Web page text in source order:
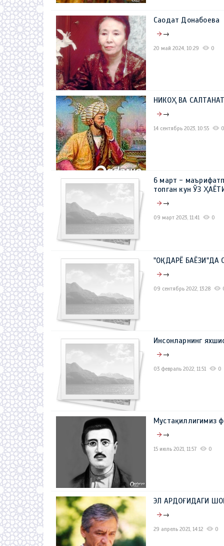
Саодат Донабоева
→
20 май 2024, 10:29 0
НИКОҲ ВА
→
14 сентябрь 2023, 10:55 0
6 март -
топган кун ЎЗ
→
09 март 2023, 11:41 0
"OҚДАРЁ
→
09 сентябрь 2022, 13:28
Инсонларнинг
→
03 февраль 2022, 11:51 0
Мустақиллигимиз
→
15 июль 2021, 11:57 0
ЭЛ АРДОҒИДАГИ
→
29 апрель 2021, 14:12 0